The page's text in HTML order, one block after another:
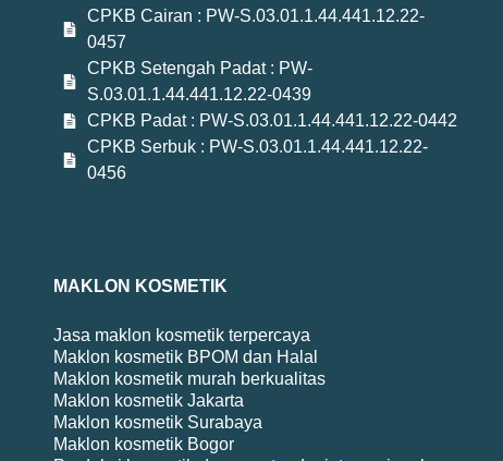
CPKB Cairan : PW-S.03.01.1.44.441.12.22-
0457
CPKB Setengah Padat : PW-
S.03.01.1.44.441.12.22-0439
CPKB Padat : PW-S.03.01.1.44.441.12.22-0442
CPKB Serbuk : PW-S.03.01.1.44.441.12.22-
0456
MAKLON KOSMETIK
Jasa maklon kosmetik terpercaya
Maklon kosmetik BPOM dan Halal
Maklon kosmetik murah berkualitas
Maklon kosmetik Jakarta
Maklon kosmetik Surabaya
Maklon kosmetik Bogor